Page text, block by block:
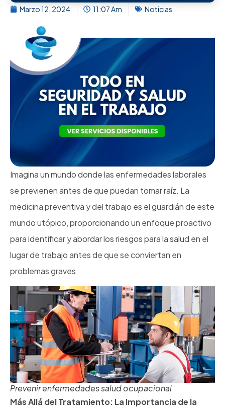
Marzo 12, 2024 11:07 Am Noticias
Imagina un mundo donde las enfermedades laborales
se previenen antes de que puedan tomar raíz. La
medicina preventiva y del trabajo es el guardián de este
mundo utópico, proporcionando un enfoque proactivo
para identificar y abordar los riesgos para la salud en el
lugar de trabajo antes de que se conviertan en
problemas graves.
Prevenir enfermedades salud ocupacional
Más Allá del Tratamiento: La Importancia de la